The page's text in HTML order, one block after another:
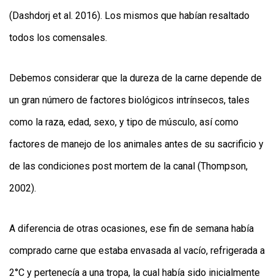
(Dashdorj et al. 2016). Los mismos que habían resaltado
todos los comensales.
Debemos considerar que la dureza de la carne depende de
un gran número de factores biológicos intrínsecos, tales
como la raza, edad, sexo, y tipo de músculo, así como
factores de manejo de los animales antes de su sacrificio y
de las condiciones post mortem de la canal (Thompson,
2002).
A diferencia de otras ocasiones, ese fin de semana había
comprado carne que estaba envasada al vacío, refrigerada a
2°C y pertenecía a una tropa, la cual había sido inicialmente